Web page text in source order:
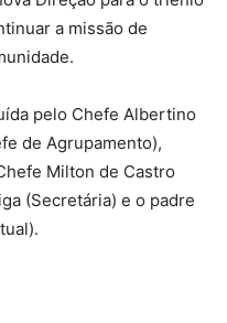
a missão de
pelo Chefe Albertino
de Agrupamento),
Milton de Castro
(Secretária) e o padre